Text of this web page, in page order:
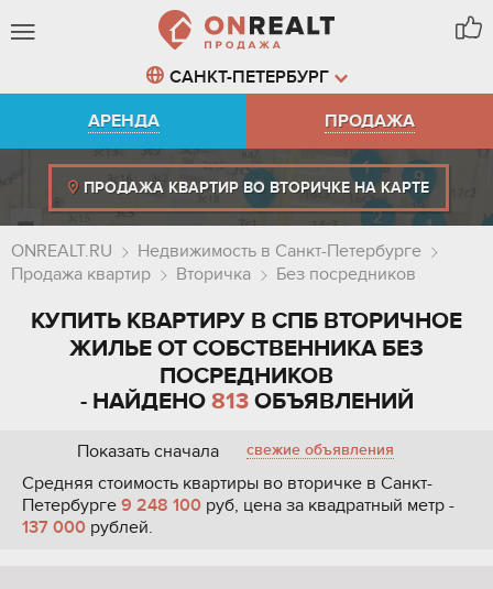
САНКТ-ПЕТЕРБУРГ
АРЕНДА
ПРОДАЖА
ПРОДАЖА КВАРТИР ВО ВТОРИЧКЕ НА КАРТЕ
ONREALT.RU
Недвижимость в Санкт-Петербурге
Продажа квартир
Вторичка Без посредников
КУПИТЬ КВАРТИРУ В СПБ ВТОРИЧНОЕ
ЖИЛЬЕ ОТ СОБСТВЕННИКА БЕЗ
ПОСРЕДНИКОВ
- НАЙДЕНО 813ОБЪЯВЛЕНИЙ
Показать сначала свежие объявления
Средняя стоимость квартиры во вторичке в Санкт-
Петербурге 9 248 100 руб, цена за квадратный метр -
137 000 рублей.